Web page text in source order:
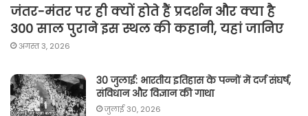
जंतर-मंतर पर ही क्यों होते हैं प्रदर्शन और क्या है
300 साल पुराने इस स्थल की कहानी, यहां जानिए
अगस्त 3, 2026
30 जुलाई: भारतीय इतिहास के पन्नों में दर्ज संघर्ष,
संविधान और विज्ञान की गाथा
जुलाई 30, 2026